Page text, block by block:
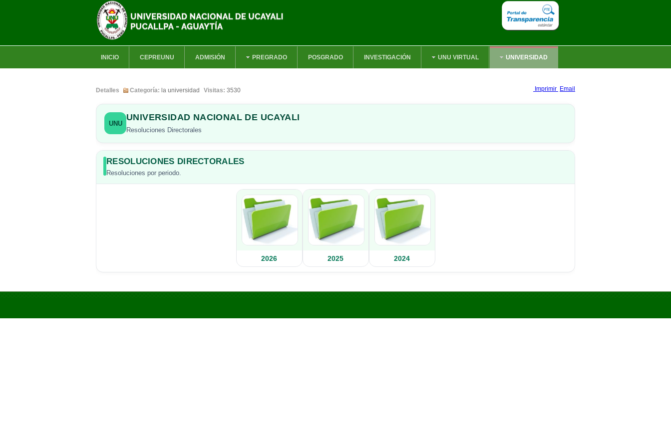
INICIO CEPREUNU ADMISIÓN PREGRADO POSGRADO INVESTIGACIÓN UNU VIRTUAL UNIVERSIDAD
Imprimir Email
Detalles Categoría: la universidad Visitas: 3530
UNU
UNIVERSIDAD NACIONAL DE UCAYALI
Resoluciones Directorales
RESOLUCIONES DIRECTORALES
Resoluciones por periodo.
2026 2025 2024